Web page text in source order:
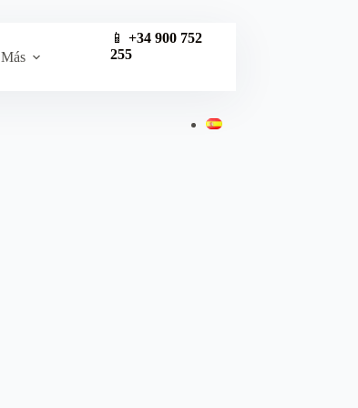
Más
📱 +34 900 752
255